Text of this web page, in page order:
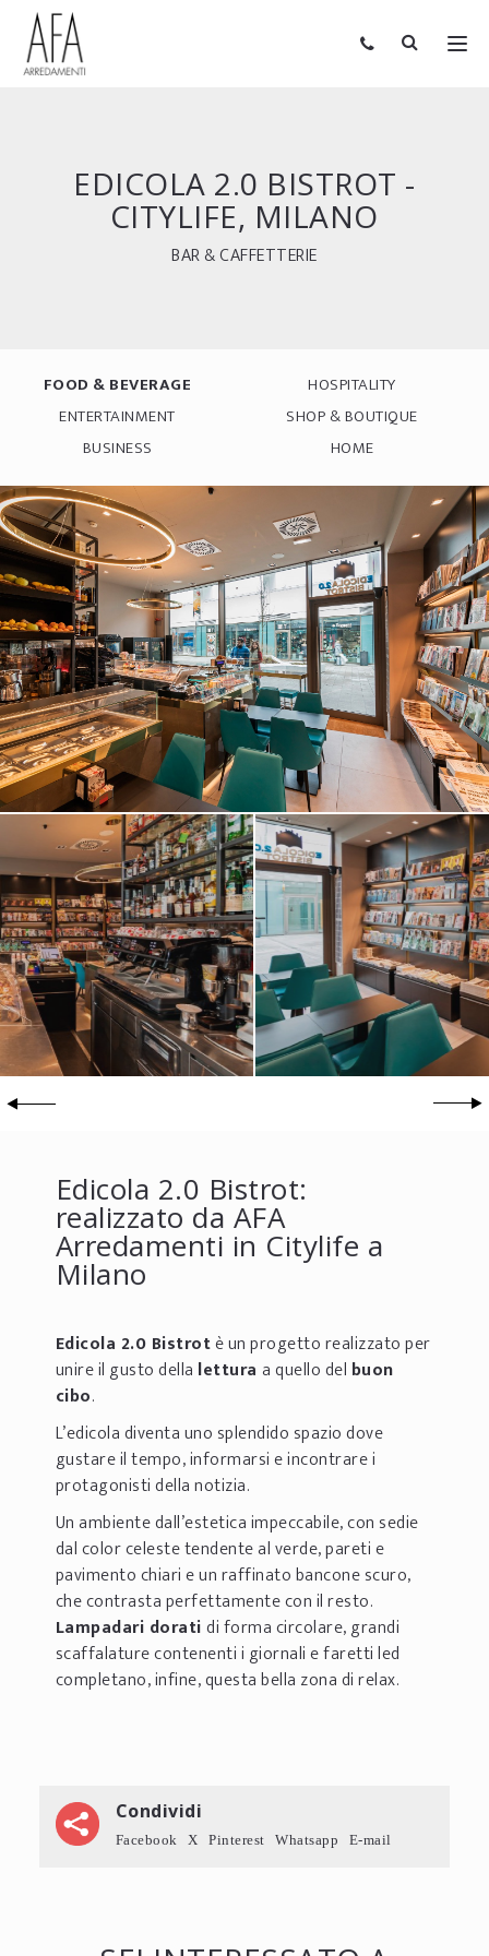
EDICOLA 2.0 BISTROT -
CITYLIFE, MILANO
BAR & CAFFETTERIE
FOOD & BEVERAGE
HOSPITALITY
ENTERTAINMENT
SHOP & BOUTIQUE
BUSINESS
HOME
Edicola 2.0 Bistrot:
realizzato da AFA
Arredamenti in Citylife a
Milano
Edicola 2.0 Bistrotè un progetto realizzato per
unire il gusto della letturaa quello del buon
cibo.
L’edicola diventa uno splendido spazio dove
gustare il tempo, informarsi e incontrare i
protagonisti della notizia.
Un ambiente dall’estetica impeccabile, con sedie
dal color celeste tendente al verde, pareti e
pavimento chiari e un raffinato bancone scuro,
che contrasta perfettamente con il resto.
Lampadari doratidi forma circolare, grandi
scaffalature contenenti i giornali e faretti led
completano, infine, questa bella zona di relax.
Condividi
Facebook X Pinterest Whatsapp E-mail